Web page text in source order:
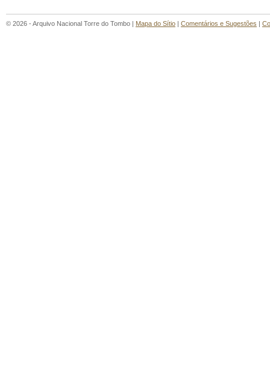
© 2026 - Arquivo Nacional Torre do Tombo | Mapa do Sítio | Comentários e Sugestões |